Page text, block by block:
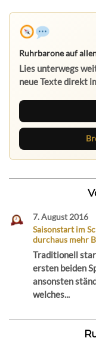
Ruhrbarone auf
Lies unterwegs
neue Texte direkt
7. August 2016
Saisonstart im
durchaus mehr
Traditionell
ersten beiden
ansonsten
welches...